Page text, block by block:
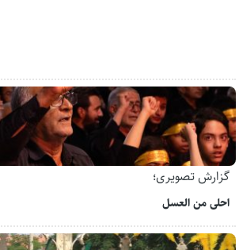
گزارش تصویری؛
احلی من العسل